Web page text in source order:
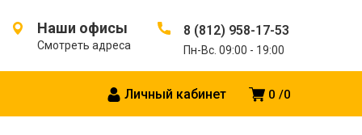
Наши офисы
Смотреть адреса
8 (812) 958-17-53
Пн-Вс. 09:00 - 19:00
0 0
Личный кабинет